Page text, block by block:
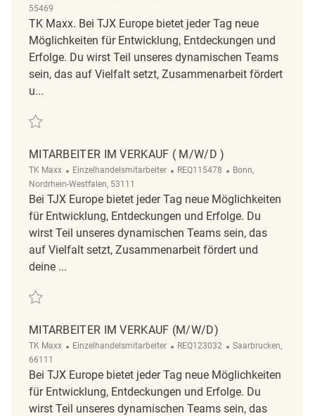
55469
TK Maxx. Bei TJX Europe bietet jeder Tag neue
Möglichkeiten für Entwicklung, Entdeckungen und
Erfolge. Du wirst Teil unseres dynamischen Teams
sein, das auf Vielfalt setzt, Zusammenarbeit fördert
u...
Retten Mitarbeiter im Verkauf (m/w/d) REQ138633
MITARBEITER IM VERKAUF ( M/W/D )
TK Maxx Kategorie
Einzelhandelsmitarbeiter ReqId
REQ115478 Ort
Bonn,
Nordrhein-Westfalen, 53111
Bei TJX Europe bietet jeder Tag neue Möglichkeiten
für Entwicklung, Entdeckungen und Erfolge. Du
wirst Teil unseres dynamischen Teams sein, das
auf Vielfalt setzt, Zusammenarbeit fördert und
deine ...
Retten Mitarbeiter im Verkauf ( m/w/d ) REQ115478
MITARBEITER IM VERKAUF (M/W/D)
TK Maxx Kategorie
Einzelhandelsmitarbeiter ReqId
REQ123032 Ort
Saarbrucken,
66111
Bei TJX Europe bietet jeder Tag neue Möglichkeiten
für Entwicklung, Entdeckungen und Erfolge. Du
wirst Teil unseres dynamischen Teams sein, das